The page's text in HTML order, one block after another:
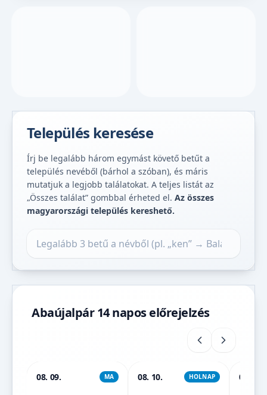
Település keresése
Írj be legalább három egymást követő betűt a
település nevéből (bárhol a szóban), és máris
mutatjuk a legjobb találatokat. A teljes listát az
„Összes találat” gombbal érheted el. Az összes
magyarországi település kereshető.
Abaújalpár 14 napos előrejelzés
08. 09. MA 08. 10. HOLNAP 08. 11.